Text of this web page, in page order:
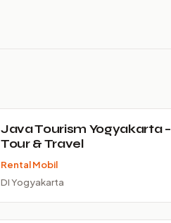
Java Tourism Yogyakarta –
Tour & Travel
Rental Mobil
DI Yogyakarta